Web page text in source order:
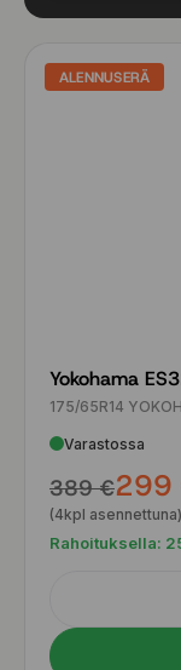
ALENNUSERÄ
Yokohama
175/65R14
Varastossa
389 €299
(4kpl asennettuna)
Rahoituksella: